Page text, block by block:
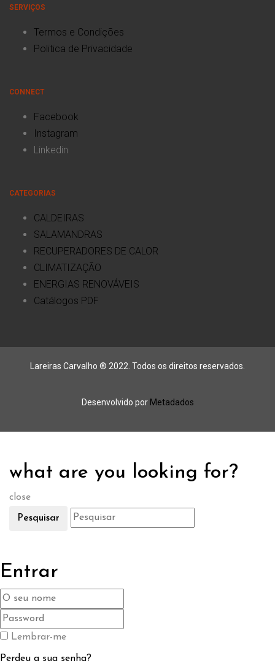
SERVIÇOS
Termos e Condições
Politica de Privacidade
CONNECT
Facebook
Instagram
Linkedin
CATEGORIAS
CALDEIRAS
SALAMANDRAS
RECUPERADORES DE CALOR
CLIMATIZAÇÃO
ENERGIAS RENOVÁVEIS
Catálogos PDF
Lareiras Carvalho ® 2022. Todos os direitos reservados.
Desenvolvido por Metadados
what are you looking for?
close
Pesquisar
Entrar
Lembrar-me
Perdeu a sua senha?